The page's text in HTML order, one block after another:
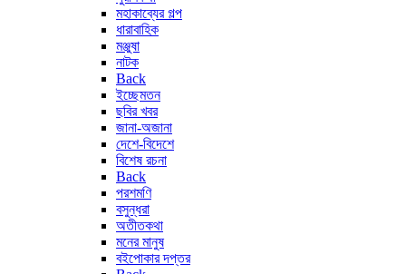
মহাকাব্যের গল্প
ধারাবাহিক
মঞ্জুষা
নাটক
Back
ইচ্ছেমতন
ছবির খবর
জানা-অজানা
দেশে-বিদেশে
বিশেষ রচনা
Back
পরশমণি
বসুন্ধরা
অতীতকথা
মনের মানুষ
বইপোকার দপ্তর